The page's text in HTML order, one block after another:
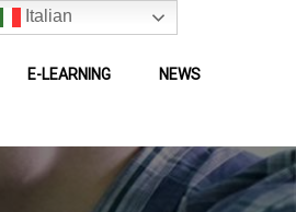
E-LEARNING NEWS
Italian